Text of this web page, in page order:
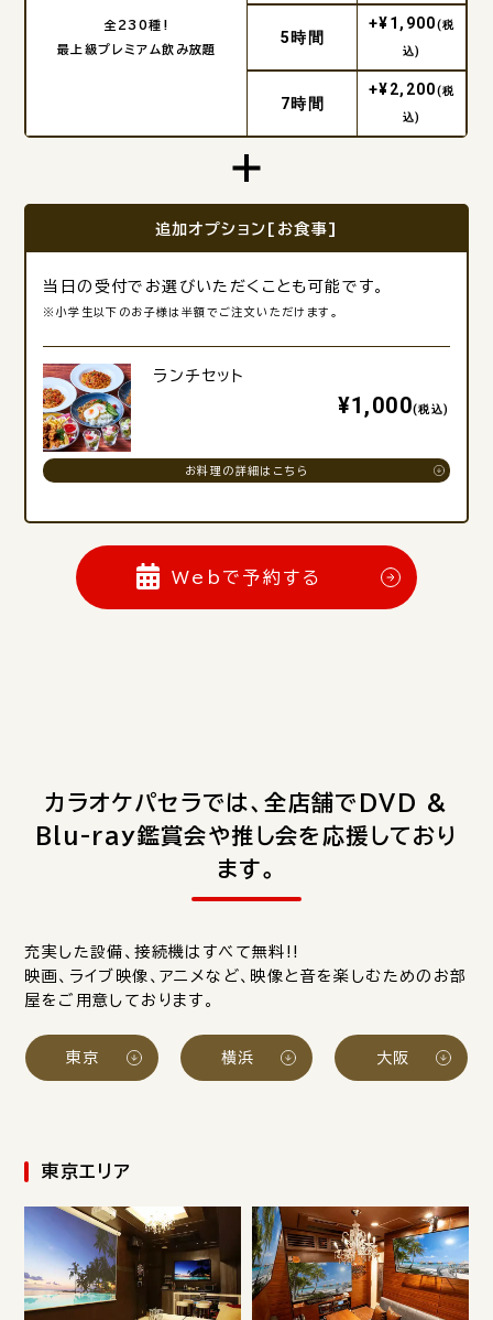
全230種!
最上級プレミアム飲み放題
5時間
+¥1,900(税
込)
7時間
+¥2,200(税
込)
追加オプション[お食事]
当日の受付でお選びいただくことも可能です。
※小学生以下のお子様は半額でご注文いただけます。
ランチセット
¥1,000(税込)
お料理の詳細はこちら
Webで予約する
カラオケパセラでは、全店舗でDVD &
Blu-ray鑑賞会や推し会を応援しており
ます。
充実した設備、接続機はすべて無料!!
映画、ライブ映像、アニメなど、映像と音を楽しむためのお部
屋をご用意しております。
東京 横浜 大阪
東京エリア